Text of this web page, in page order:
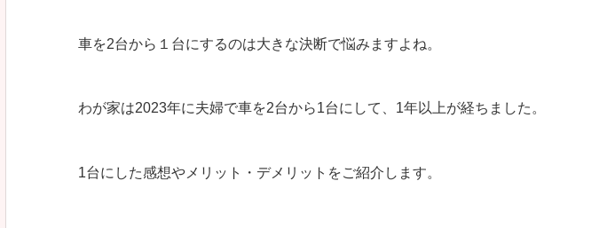
車を2台から１台にするのは大きな決断で悩みますよね。
わが家は2023年に夫婦で車を2台から1台にして、1年以上が経ちました。
1台にした感想やメリット・デメリットをご紹介します。